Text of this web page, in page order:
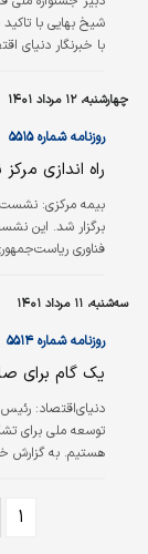
شیخ بهایی با
با خبرنگار دنیای
نشست‌های جانبی
تجاری‌سازی» دو
چهارشنبه، ۱۲ مرداد ۱۴۰۱
روزنامه شماره ۵۵۱۵
راه اندازی
بیمه مرکزی: نشست
برگزار شد. این
فناوری
دانش‌بنیان برای
مرکزی برگزار شد.
سه‌شنبه، ۱۱ مرداد ۱۴۰۱
روزنامه شماره ۵۵۱۴
یک گام برای
دنیای‌اقتصاد: رئیس
توسعه ملی برای
هستیم. به گزارش
بین‌‌‌‌‌‌‌‌‌‌المللی گفت:
مجموعه شرکت‌های
است، لذا سازمان
۱